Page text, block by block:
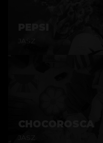
CHOCOROSCA
JASZ